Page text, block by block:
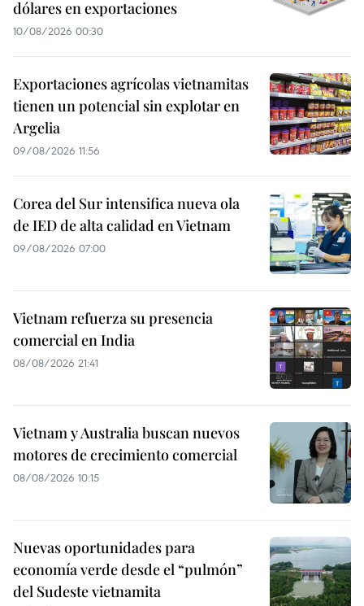
dólares en exportaciones
10/08/2026 00:30
Exportaciones agrícolas vietnamitas
tienen un potencial sin explotar en
Argelia
09/08/2026 11:56
Corea del Sur intensifica nueva ola
de IED de alta calidad en Vietnam
09/08/2026 07:00
Vietnam refuerza su presencia
comercial en India
08/08/2026 21:41
Vietnam y Australia buscan nuevos
motores de crecimiento comercial
08/08/2026 10:15
Nuevas oportunidades para
economía verde desde el “pulmón”
del Sudeste vietnamita